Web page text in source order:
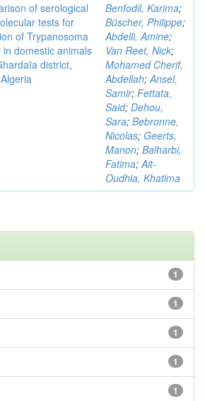
of serological
tests for
of Trypanosoma
in domestic animals
district,
Benfodil, Karima;
Büscher, Philippe;
Abdelli, Amine;
Van Reet, Nick;
Mohamed Cherif,
Abdellah;Ansel,
Samir; Fettata,
Said; Dehou,
Sara; Bebronne,
Nicolas; Geerts,
Manon; Balharbi,
Fatima;Ait-
Oudhia, Khatima
1
1
1
1
1